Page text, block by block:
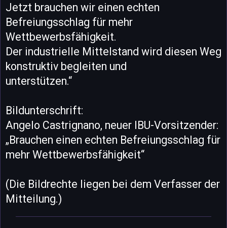
Jetzt brauchen wir einen echten
Befreiungsschlag für mehr
Wettbewerbsfähigkeit.
Der industrielle Mittelstand wird diesen Weg
konstruktiv begleiten und
unterstützen.“
Bildunterschrift:
Angelo Castrignano, neuer IBU-Vorsitzender:
„Brauchen einen echten Befreiungsschlag für
mehr Wettbewerbsfähigkeit“
(Die Bildrechte liegen bei dem Verfasser der
Mitteilung.)